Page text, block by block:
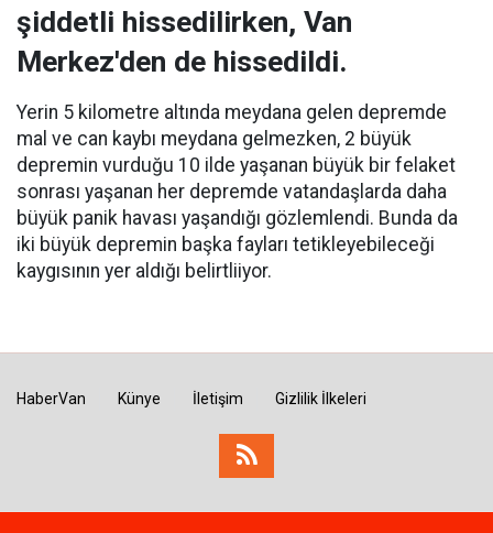
şiddetli hissedilirken, Van
Merkez'den de hissedildi.
Yerin 5 kilometre altında meydana gelen depremde
mal ve can kaybı meydana gelmezken, 2 büyük
depremin vurduğu 10 ilde yaşanan büyük bir felaket
sonrası yaşanan her depremde vatandaşlarda daha
büyük panik havası yaşandığı gözlemlendi. Bunda da
iki büyük depremin başka fayları tetikleyebileceği
kaygısının yer aldığı belirtliiyor.
HaberVan Künye İletişim Gizlilik İlkeleri